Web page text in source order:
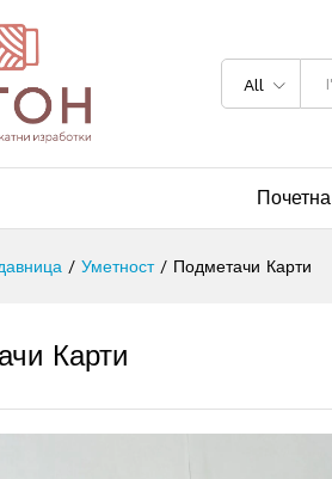
All
Почетна
/ Уметност / Подметачи Карти
Карти